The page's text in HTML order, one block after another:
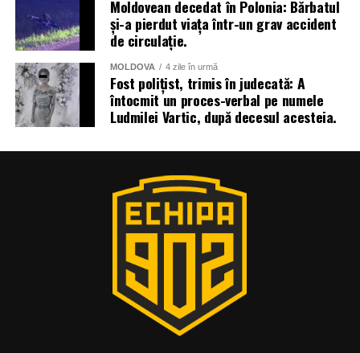
Moldovean decedat în Polonia: Bărbatul
și-a pierdut viața într-un grav accident
de circulație.
MOLDOVA 4 zile în urmă
Fost polițist, trimis în judecată: A
întocmit un proces-verbal pe numele
Ludmilei Vartic, după decesul acesteia.